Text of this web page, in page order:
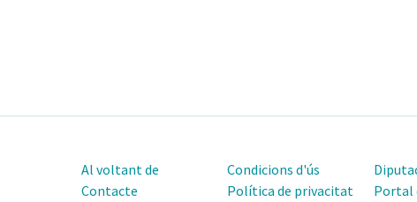
Al voltant de
Contacte
Condicions d'ús
Política de privacitat
Portal